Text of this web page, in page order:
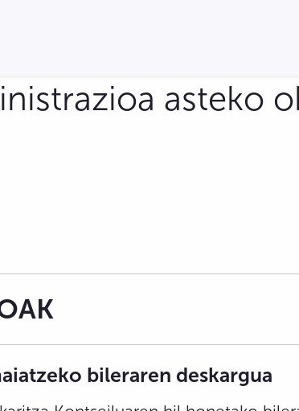
asteko
bileraren deskargua